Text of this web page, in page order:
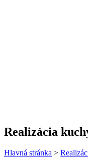
Realizácia
Hlavná stránka >